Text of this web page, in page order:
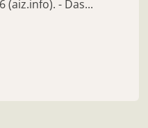
(aiz.info). - Das...